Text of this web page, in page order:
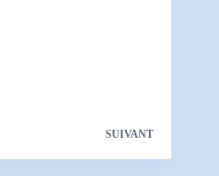
SUIVANT